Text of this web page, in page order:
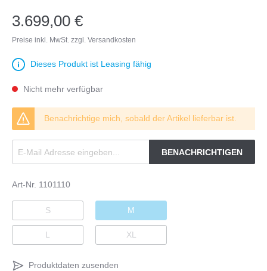
3.699,00 €
Preise inkl. MwSt. zzgl. Versandkosten
Dieses Produkt ist Leasing fähig
Nicht mehr verfügbar
Benachrichtige mich, sobald der Artikel lieferbar ist.
BENACHRICHTIGEN
Art-Nr. 1101110
S M
L XL
Produktdaten zusenden